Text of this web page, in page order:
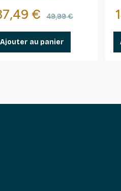
€ Prix de base
49,99 €
Ajouter au panier